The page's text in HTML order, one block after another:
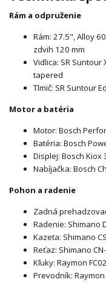
Rám a odpruženie
Rám: 27.5", Alloy
zdvih 120 mm
Vidlica: SR Suntour
tapered
Tlmič: SR Suntour
Motor a batéria
Motor: Bosch
Batéria: Bosch
Displej: Bosch Kiox
Nabíjačka: Bosch
Pohon a radenie
Zadná
Radenie: Shimano
Kazeta: Shimano
Reťaz: Shimano
Kľuky: Raymon
Prevodník: